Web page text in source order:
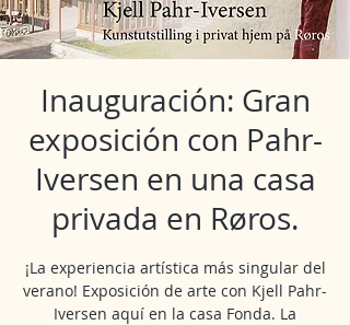
Inauguración: Gran
exposición con Pahr-
Iversen en una casa
privada en Røros.
¡La experiencia artística más singular del
verano! Exposición de arte con Kjell Pahr-
Iversen aquí en la casa Fonda. La